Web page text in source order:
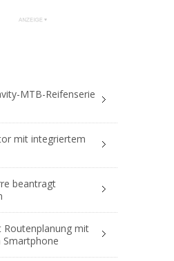
MTB-Reifenserie
mit integriertem
beantragt
Routenplanung mit